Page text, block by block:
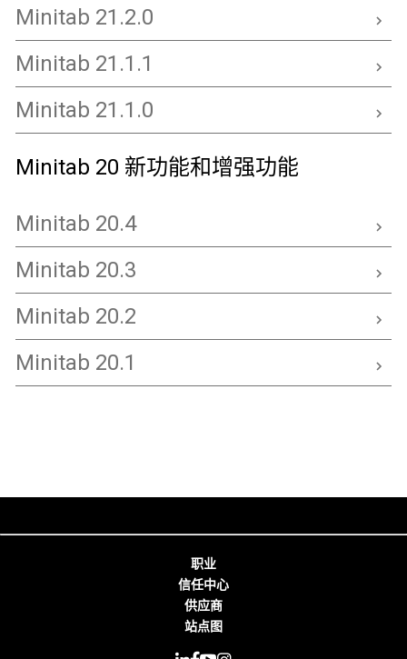
Minitab 21.2.0
Minitab 21.1.1
Minitab 21.1.0
Minitab 20 新功能和增强功能
Minitab 20.4
Minitab 20.3
Minitab 20.2
Minitab 20.1
职业
信任中心
供应商
站点图